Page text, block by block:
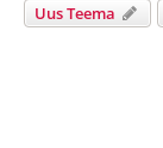
Uus Teema